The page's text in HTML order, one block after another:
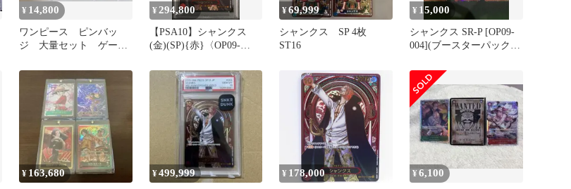
¥ 14,800
ワンピース ピンバッ
ジ 大量セット ゲーム
2002
¥294,800
【PSA10】シャンクス
(金)(SP){赤}〈OP09-
パック受け継がれる意志]
¥69,999
シャンクス SP 4枚
ST16
¥ 15,000
シャンクス SR-P [OP09-
004](ブースターパック
¥ 163,680 ¥499,999 ¥ 178,000 ¥6,100